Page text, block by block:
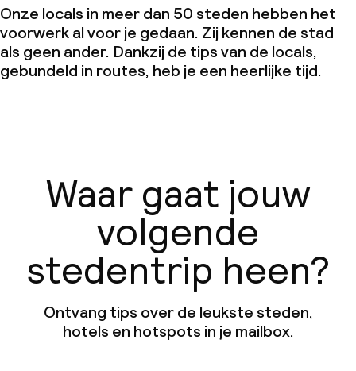
Onze locals in meer dan 50 steden hebben het
voorwerk al voor je gedaan. Zij kennen de stad
als geen ander. Dankzij de tips van de locals,
gebundeld in routes, heb je een heerlijke tijd.
Waar gaat jouw
volgende
stedentrip heen?
Ontvang tips over de leukste steden,
hotels en hotspots in je mailbox.